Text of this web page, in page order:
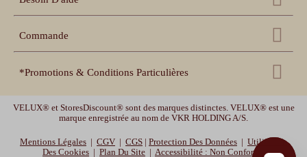
Accessoires
Espace pro revendeur
Espace collectivités
Vidéos de pose
Commande
Délais de livraison et garanties
*Promotions & Conditions Particulières
Livraison offerteuniquement sur les volets roulants. Livraison offerte en France
métropolitaine (hors Corse, Belgique, et Luxembourg). Offre valable jusqu'au
MOTOR10 -10% sur les volets roulants, les stores enrouleurs et les stores bateaux
VELUX® et StoresDiscount® sont des marques distinctes. VELUX® est une
marque enregistrée au nom de VKR HOLDING A/S.
Mentions Légales | CGV | CGS | Protection Des Données | Utilisation
Des Cookies | Plan Du Site | Accessibilité : Non Conforme